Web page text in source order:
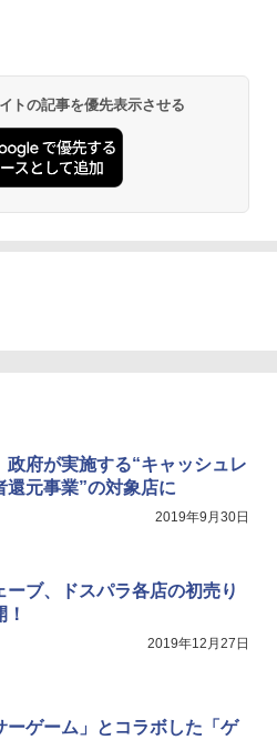
of Reincarnation -PS5 【特典】
クトコード 封入
品】Xbox ワイヤレス コントロー
ボット ホワイト)
品】Xbox ワイヤレス コントロー
正規品】Thrustmaster スラスト
「鬼滅の刃」無限城編 第一章 猗
来 通常版 [DVD]
「鬼滅の刃」無限城編 第一章 猗
限定】劇場版モノノ怪
ストボード付) [DVD]
トの記事を優先表示させる
政府が実施する“キャッシュレ
還元事業”の対象店に
2019年9月30日
ーブ、ドスパラ各店の初売り
2019年12月27日
ーゲーム」とコラボした「ゲ